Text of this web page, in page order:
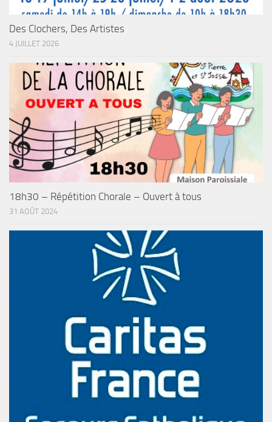
Des Clochers, Des Artistes
4 JUILLET 2026
18h30 – Répétition Chorale – Ouvert à tous
31 AOÛT 2024